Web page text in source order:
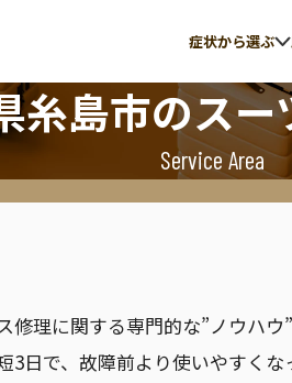
症状から選ぶ
糸島市のスー
Service Area
理に関する専門的な”ノウハ
日で、故障前より使いやすく